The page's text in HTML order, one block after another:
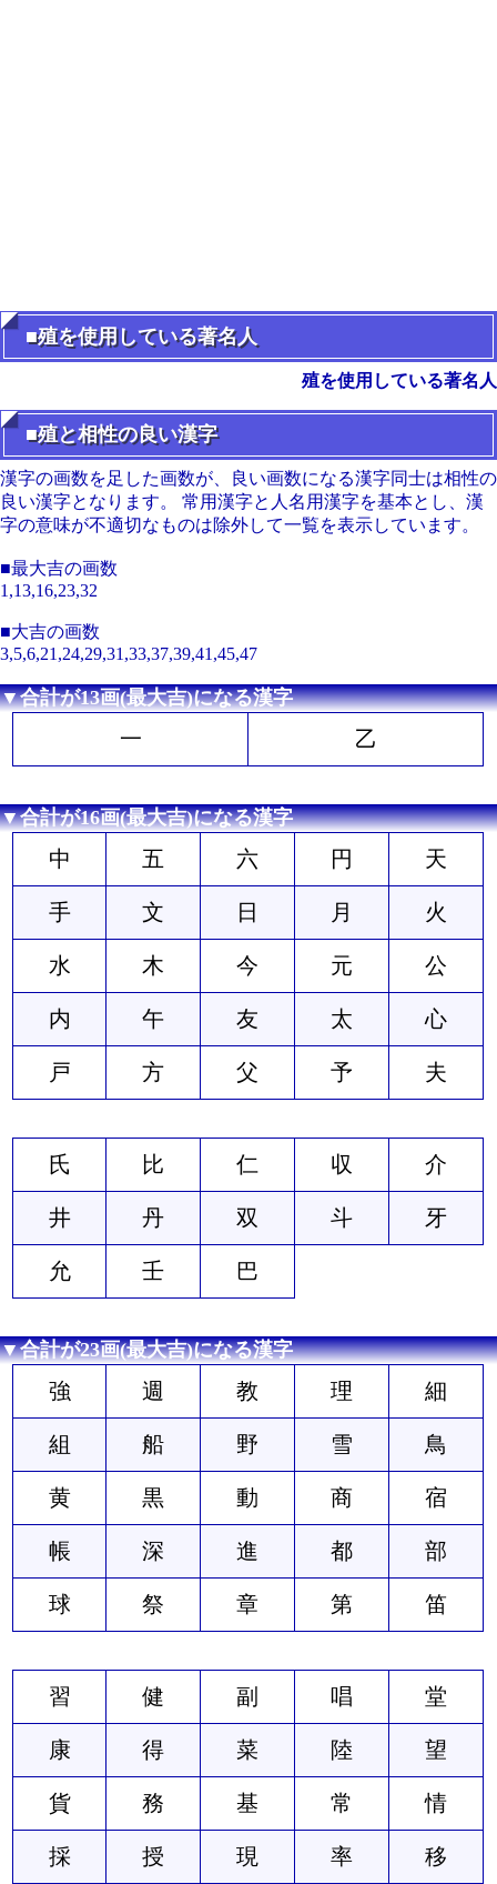
■殖を使用している著名人
殖を使用している著名人
■殖と相性の良い漢字
漢字の画数を足した画数が、良い画数になる漢字同士は相性の
良い漢字となります。 常用漢字と人名用漢字を基本とし、漢
字の意味が不適切なものは除外して一覧を表示しています。
■最大吉の画数
1,13,16,23,32
■大吉の画数
3,5,6,21,24,29,31,33,37,39,41,45,47
▼合計が13画(最大吉)になる漢字
一 乙
▼合計が16画(最大吉)になる漢字
中 五 六 円 天
手 文 日 月 火
水 木 今 元 公
内 午 友 太 心
戸 方 父 予 夫
氏 比 仁 収 介
井 丹 双 斗 牙
允 壬 巴
▼合計が23画(最大吉)になる漢字
強 週 教 理 細
組 船 野 雪 鳥
黄 黒 動 商 宿
帳 深 進 都 部
球 祭 章 第 笛
習 健 副 唱 堂
康 得 菜 陸 望
貨 務 基 常 情
採 授 現 率 移